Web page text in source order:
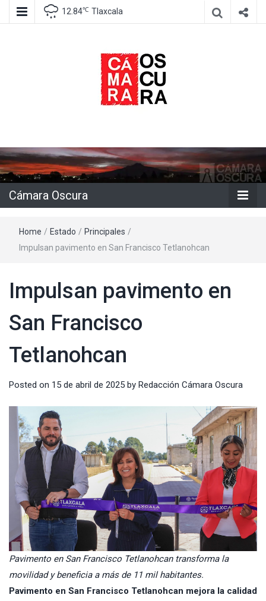
12.84℃ Tlaxcala
Cámara
Oscura
Cámara Oscura
Home / Estado / Principales /
Impulsan pavimento en San Francisco Tetlanohcan
Impulsan pavimento en
San Francisco
Tetlanohcan
Posted on 15 de abril de 2025 by Redacción Cámara Oscura
Pavimento en San Francisco Tetlanohcan transforma la
movilidad y beneficia a más de 11 mil habitantes.
Pavimento en San Francisco Tetlanohcan mejora la calidad